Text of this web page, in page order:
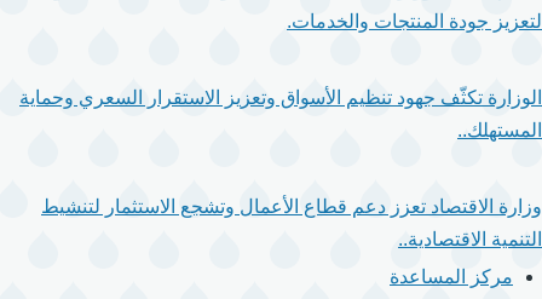
لتعزيز جودة المنتجات والخدمات.
الوزارة تكثّف جهود تنظيم الأسواق وتعزيز الاستقرار السعري وحماية
المستهلك..
وزارة الاقتصاد تعزز دعم قطاع الأعمال وتشجع الاستثمار لتنشيط
التنمية الاقتصادية..
مركز المساعدة